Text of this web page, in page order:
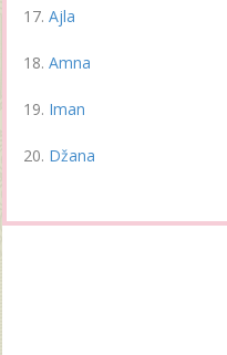
Ajla
Amna
Iman
Džana